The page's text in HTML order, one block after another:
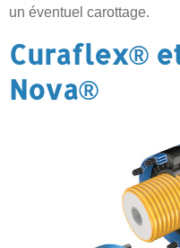
un éventuel carottage.
Curaflex®
Nova®